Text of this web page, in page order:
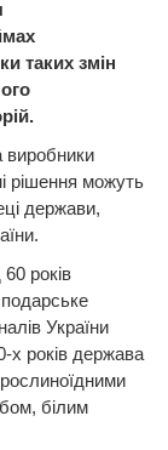
таких змін
виробники
рішення можуть
держави,
років
України
х років держава
білим